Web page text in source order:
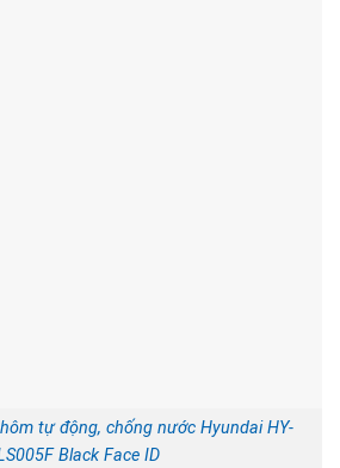
tự động, chống nước Hyundai HY-
Black Face ID